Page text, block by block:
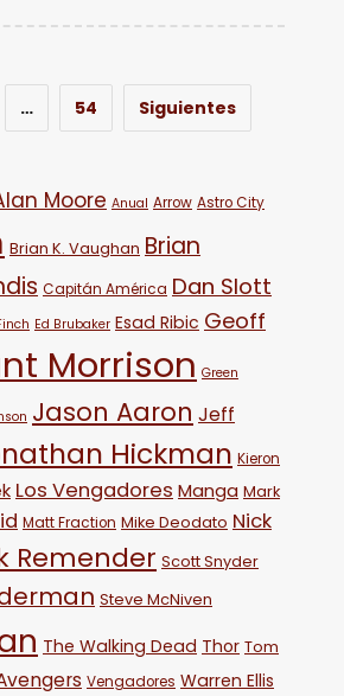
… 54 Siguientes
Moore Anual Arrow Astro City
Brian K. Vaughan Brian
Capitán América Dan Slott
Ed Brubaker Esad Ribic Geoff
Morrison Green
Jason Aaron Jeff
Hickman Kieron
Los Vengadores Manga Mark
Matt Fraction Mike Deodato Nick
Remender Scott Snyder
Steve McNiven
The Walking Dead Thor Tom
Vengadores Warren Ellis